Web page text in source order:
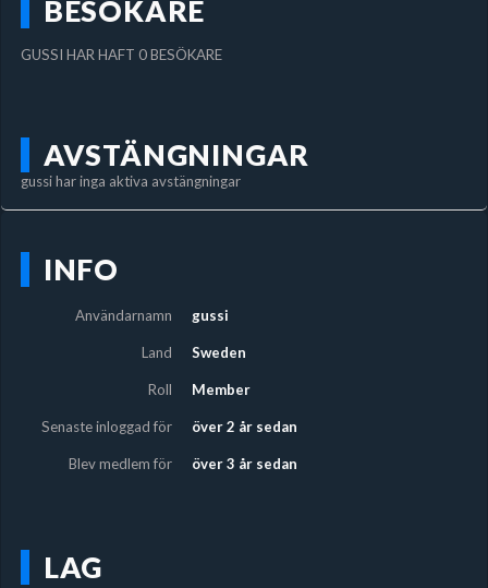
BESÖKARE
GUSSI HAR HAFT 0 BESÖKARE
AVSTÄNGNINGAR
gussi har inga aktiva avstängningar
INFO
Användarnamn gussi
Land Sweden
Roll Member
Senaste inloggad för över 2 år sedan
Blev medlem för över 3 år sedan
LAG